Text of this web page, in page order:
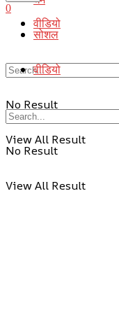
वीडियो
No Result
View All Result
सोशल
वीडियो
No Result
View All Result
0